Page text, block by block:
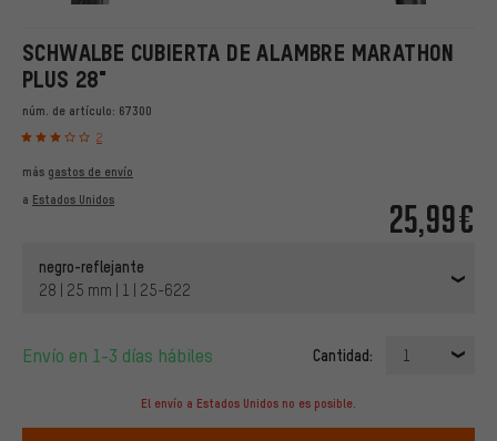
SCHWALBE CUBIERTA DE ALAMBRE MARATHON
PLUS 28"
núm. de artículo: 67300
2
25,99€
más gastos de envío
a Estados Unidos
negro-reflejante
28 | 25 mm | 1 | 25-622
Envío en 1-3 días hábiles Cantidad: 1
El envío a Estados Unidos no es posible.